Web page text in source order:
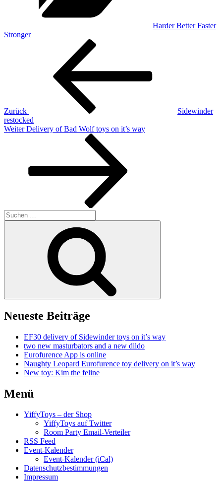
Harder Better Faster
Stronger
Beitragsnavigation
Zurück
Sidewinder
restocked
Nächster
Weiter Delivery of Bad Wolf toys on it’s way
Suchen
nach:
Neueste Beiträge
EF30 delivery of Sidewinder toys on it’s way
two new masturbators and a new dildo
Eurofurence App is online
Naughty Leopard Eurofurence toy delivery on it’s way
New toy: Kim the feline
Menü
YiffyToys – der Shop
YiffyToys auf Twitter
Room Party Email-Verteiler
RSS Feed
Event-Kalender
Event-Kalender (iCal)
Datenschutzbestimmungen
Impressum